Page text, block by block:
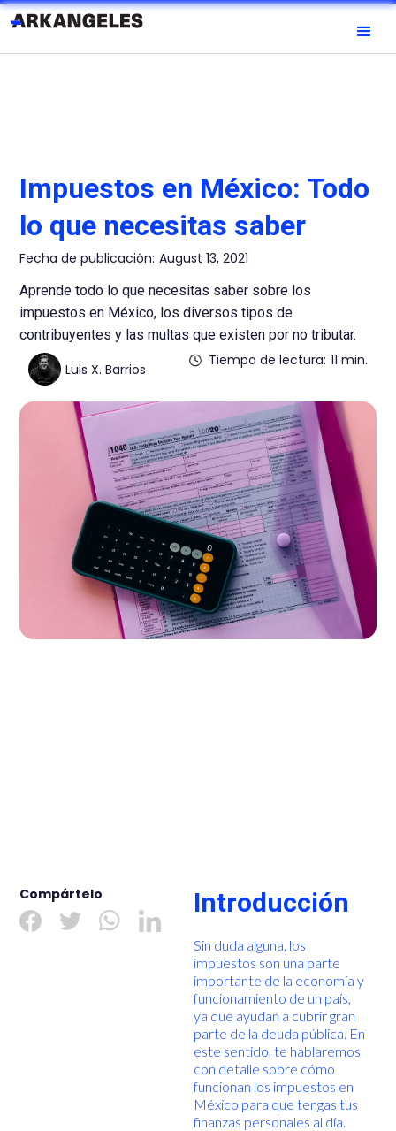
Impuestos en México: Todo
lo que necesitas saber
Fecha de publicación: August 13, 2021
Aprende todo lo que necesitas saber sobre los
impuestos en México, los diversos tipos de
contribuyentes y las multas que existen por no tributar.
Luis X. Barrios
Tiempo de lectura: 11 min.
Compártelo Introducción
Sin duda alguna, los
impuestos son una parte
importante de la economía y
funcionamiento de un país,
ya que ayudan a cubrir gran
parte de la deuda pública. En
este sentido, te hablaremos
con detalle sobre cómo
funcionan los impuestos en
México para que tengas tus
finanzas personales al día.